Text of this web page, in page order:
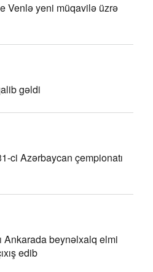
Venlə yeni müqavilə üzrə
gəldi
ci Azərbaycan çempionatı
Ankarada beynəlxalq elmi
edib